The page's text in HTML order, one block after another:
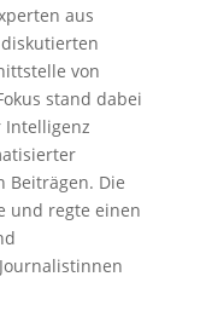
aus
von
stand dabei
Intelligenz
Beiträgen. Die
und regte einen